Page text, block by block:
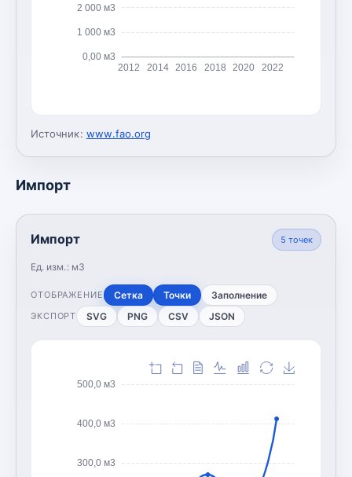
0,00 м3
1 000 м3
2 000 м3
2012 2014 2016 2018 2020 2022
Источник: www.fao.org
Импорт
Импорт
Ед. изм.: м3
5 точек
ОТОБРАЖЕНИЕ Сетка Точки Заполнение
ЭКСПОРТ SVG PNG CSV JSON
300,0 м3
400,0 м3
500,0 м3